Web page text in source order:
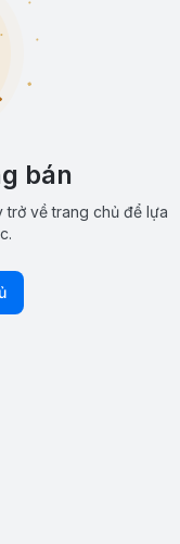
bán
trở về trang chủ để lựa